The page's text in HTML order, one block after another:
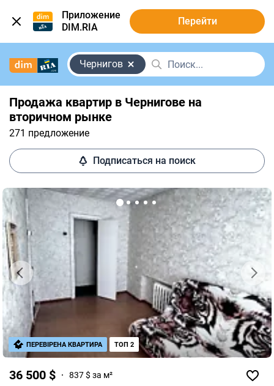
Приложение
DIM.RIA
Перейти
Чернигов
Продажа квартир в Чернигове на
вторичном рынке
271 предложение
Подписаться на поиск
36 500 $ 837 $ за м²
ПЕРЕВІРЕНА КВАРТИРА ТОП 2